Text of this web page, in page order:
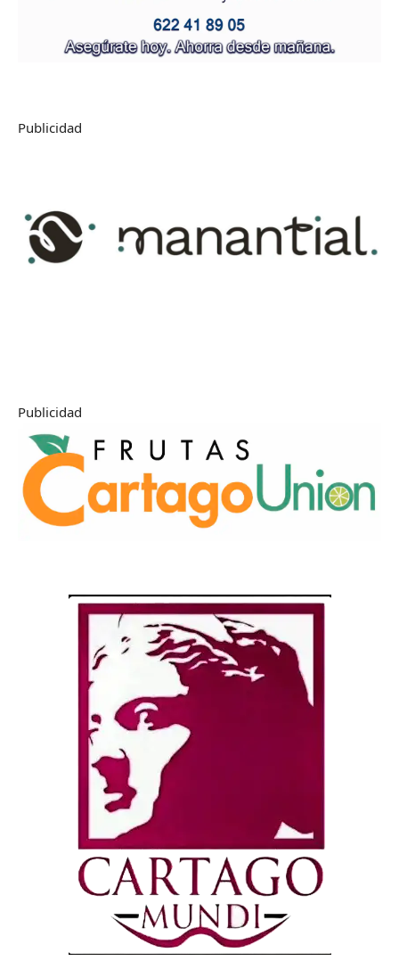
Publicidad
Publicidad